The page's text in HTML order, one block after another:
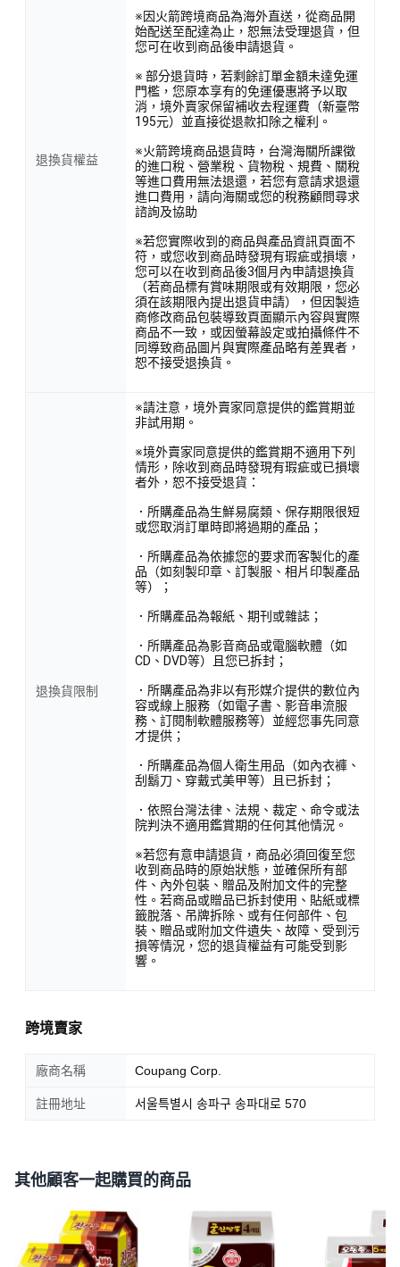
退換貨權益
※因火箭跨境商品為海外直送，從商品開
始配送至配達為止，恕無法受理退貨，但
您可在收到商品後申請退貨。
※ 部分退貨時，若剩餘訂單金額未達免運
門檻，您原本享有的免運優惠將予以取
消，境外賣家保留補收去程運費（新臺幣
195元）並直接從退款扣除之權利。
※火箭跨境商品退貨時，台灣海關所課徵
的進口稅、營業稅、貨物稅、規費、關稅
等進口費用無法退還，若您有意請求退還
進口費用，請向海關或您的稅務顧問尋求
諮詢及協助
※若您實際收到的商品與產品資訊頁面不
符，或您收到商品時發現有瑕疵或損壞，
您可以在收到商品後3個月內申請退換貨
（若商品標有賞味期限或有效期限，您必
須在該期限內提出退貨申請），但因製造
商修改商品包裝導致頁面顯示內容與實際
商品不一致，或因螢幕設定或拍攝條件不
同導致商品圖片與實際產品略有差異者，
恕不接受退換貨。
退換貨限制
※請注意，境外賣家同意提供的鑑賞期並
非試用期。
※境外賣家同意提供的鑑賞期不適用下列
情形，除收到商品時發現有瑕疵或已損壞
者外，恕不接受退貨：
．所購產品為生鮮易腐類、保存期限很短
或您取消訂單時即將過期的產品；
．所購產品為依據您的要求而客製化的產
品（如刻製印章、訂製服、相片印製產品
等）；
．所購產品為報紙、期刊或雜誌；
．所購產品為影音商品或電腦軟體（如
CD、DVD等）且您已拆封；
．所購產品為非以有形媒介提供的數位內
容或線上服務（如電子書、影音串流服
務、訂閱制軟體服務等）並經您事先同意
才提供；
．所購產品為個人衛生用品（如內衣褲、
刮鬍刀、穿戴式美甲等）且已拆封；
．依照台灣法律、法規、裁定、命令或法
院判決不適用鑑賞期的任何其他情況。
※若您有意申請退貨，商品必須回復至您
收到商品時的原始狀態，並確保所有部
件、內外包裝、贈品及附加文件的完整
性。若商品或贈品已拆封使用、貼紙或標
籤脫落、吊牌拆除、或有任何部件、包
裝、贈品或附加文件遺失、故障、受到污
損等情況，您的退貨權益有可能受到影
響。
跨境賣家
廠商名稱 Coupang Corp.
註冊地址 서울특별시 송파구 송파대로 570
其他顧客一起購買的商品